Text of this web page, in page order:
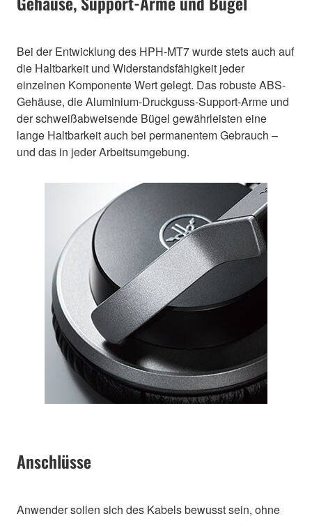
Bei der Entwicklung des HPH-MT7 wurde stets auch auf
die Haltbarkeit und Widerstandsfähigkeit jeder
einzelnen Komponente Wert gelegt. Das robuste ABS-
Gehäuse, die Aluminium-Druckguss-Support-Arme und
der schweißabweisende Bügel gewährleisten eine
lange Haltbarkeit auch bei permanentem Gebrauch –
und das in jeder Arbeitsumgebung.
Anschlüsse
Anwender sollen sich des Kabels bewusst sein, ohne